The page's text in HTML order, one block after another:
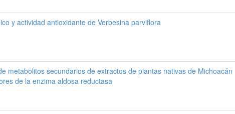
y actividad antioxidante de Verbesina parviflora
metabolitos secundarios de extractos de plantas nativas de Michoacán
de la enzima aldosa reductasa